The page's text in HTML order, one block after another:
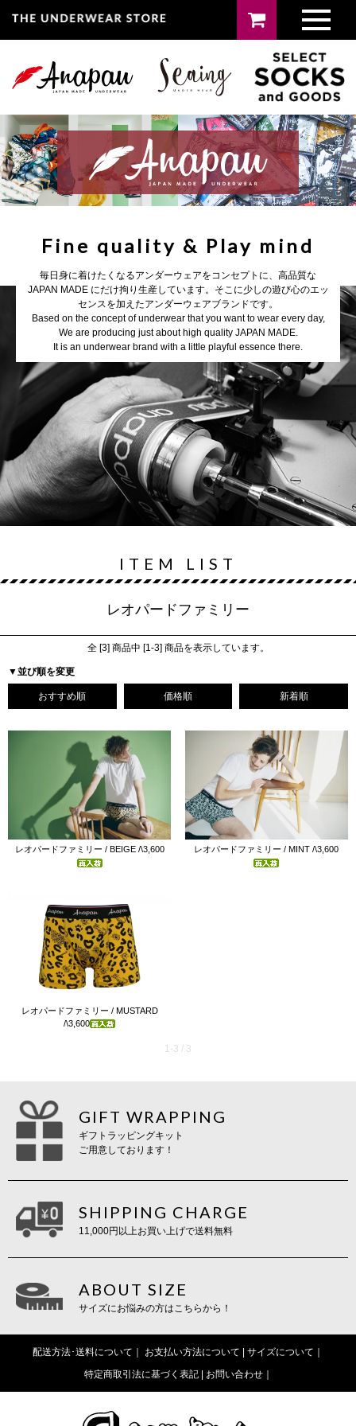
Fine quality & Play mind
毎日身に着けたくなるアンダーウェアをコンセプトに、高品質な
JAPAN MADE にだけ拘り生産しています。そこに少しの遊び心のエッ
センスを加えたアンダーウェアブランドです。
Based on the concept of underwear that you want to wear every day,
We are producing just about high quality JAPAN MADE.
It is an underwear brand with a little playful essence there.
ITEM LIST
レオパードファミリー
全 [3] 商品中 [1-3] 商品を表示しています。
▼並び順を変更
おすすめ順 価格順 新着順
レオパードファミリー / BEIGE /\3,600 レオパードファミリー / MINT /\3,600
レオパードファミリー / MUSTARD
/\3,600
1-3 / 3
GIFT WRAPPING
ギフトラッピングキット
ご用意しております！
SHIPPING CHARGE
11,000円以上お買い上げで送料無料
ABOUT SIZE
サイズにお悩みの方はこちらから！
配送方法･送料について お支払い方法について |
サイズについて
特定商取引法に基づく表記 | お問い合わせ